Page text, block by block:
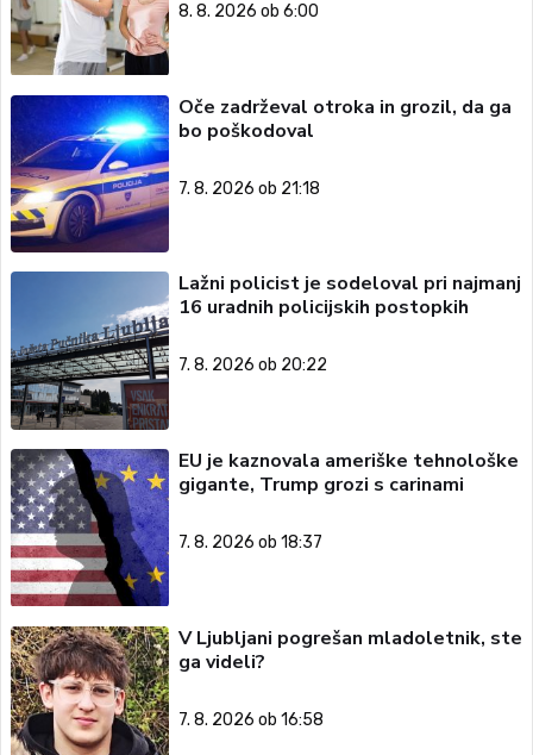
8. 8. 2026 ob 6:00
Oče zadrževal otroka in grozil, da ga
bo poškodoval
7. 8. 2026 ob 21:18
Lažni policist je sodeloval pri najmanj
16 uradnih policijskih postopkih
7. 8. 2026 ob 20:22
EU je kaznovala ameriške tehnološke
gigante, Trump grozi s carinami
7. 8. 2026 ob 18:37
V Ljubljani pogrešan mladoletnik, ste
ga videli?
7. 8. 2026 ob 16:58